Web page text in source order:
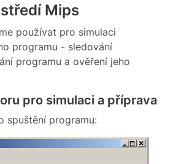
Mips
používat pro simulaci
programu - sledování
programu a ověření jeho
pro simulaci a příprava
spuštění programu: